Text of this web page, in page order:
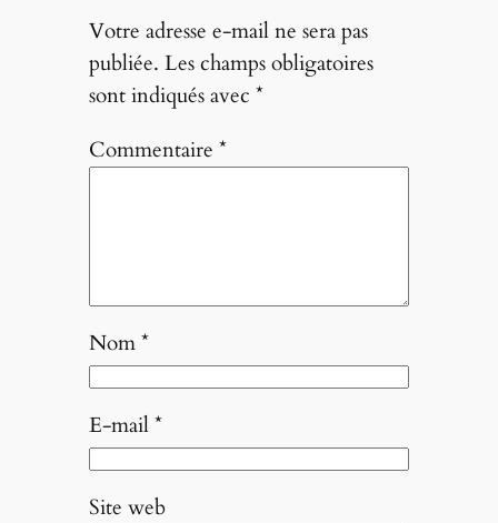
Votre adresse e-mail ne sera pas
publiée. Les champs obligatoires
sont indiqués avec *
Commentaire *
Nom*
E-mail*
Site web